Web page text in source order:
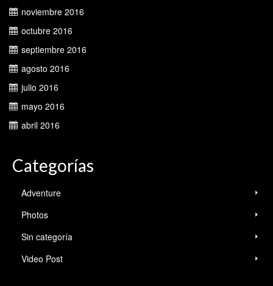
noviembre 2016
octubre 2016
septiembre 2016
agosto 2016
julio 2016
mayo 2016
abril 2016
Categorías
Adventure
Photos
Sin categoría
Video Post